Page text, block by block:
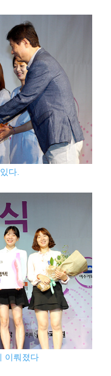
다.
이뤄졌다